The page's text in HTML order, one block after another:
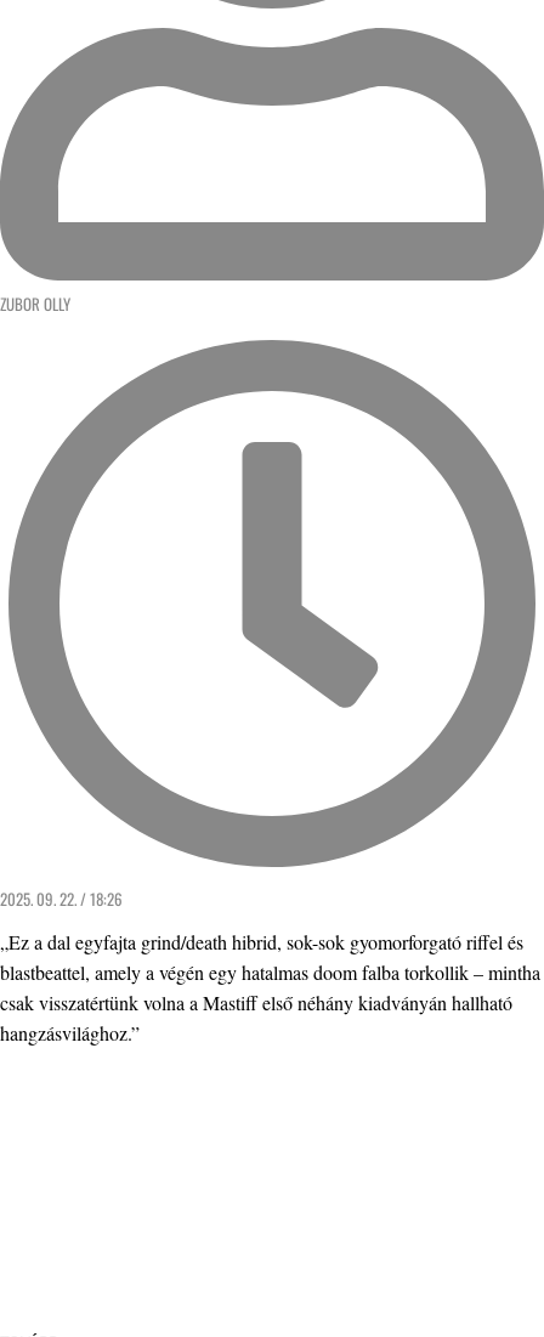
ZUBOR OLLY
2025. 09. 22. / 18:26
„Ez a dal egyfajta grind/death hibrid, sok-sok gyomorforgató riffel és
blastbeattel, amely a végén egy hatalmas doom falba torkollik – mintha
csak visszatértünk volna a Mastiff első néhány kiadványán hallható
hangzásvilághoz.”